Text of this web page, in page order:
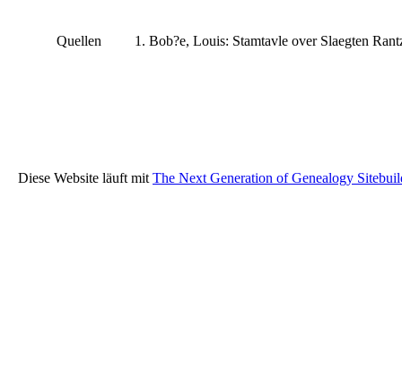
Quellen Bob?e, Louis: Stamtavle over Slaegten
Diese Website läuft mit The Next Generation of Genealogy